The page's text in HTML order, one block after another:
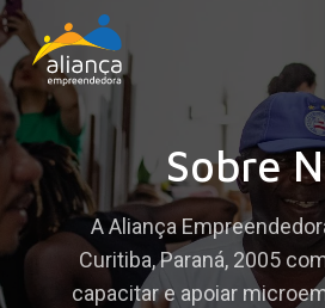
Skip
to
main
content
Sobre
A Aliança
Curitiba, Paraná, 2005
capacitar e apoiar